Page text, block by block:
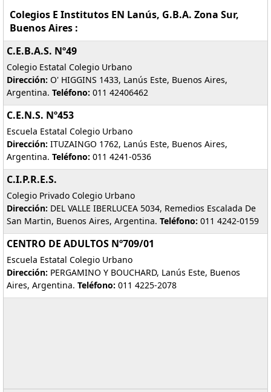
Colegios E Institutos EN Lanús, G.B.A. Zona Sur,
Buenos Aires :
C.E.B.A.S. Nº49
Colegio Estatal Colegio Urbano
Dirección: O' HIGGINS 1433, Lanús Este, Buenos Aires,
Argentina. Teléfono: 011 42406462
C.E.N.S. Nº453
Escuela Estatal Colegio Urbano
Dirección: ITUZAINGO 1762, Lanús Este, Buenos Aires,
Argentina. Teléfono: 011 4241-0536
C.I.P.R.E.S.
Colegio Privado Colegio Urbano
Dirección: DEL VALLE IBERLUCEA 5034, Remedios Escalada De
San Martin, Buenos Aires, Argentina. Teléfono: 011 4242-0159
CENTRO DE ADULTOS Nº709/01
Escuela Estatal Colegio Urbano
Dirección: PERGAMINO Y BOUCHARD, Lanús Este, Buenos
Aires, Argentina. Teléfono: 011 4225-2078